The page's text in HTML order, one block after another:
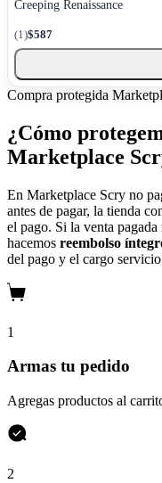
Creeping Renaissance
(1)$587
Compra protegida
¿Cómo
Marketplace
En Marketplace Scry no
antes de pagar, la tienda
el pago. Si la venta
hacemos reembolso
del pago y el cargo
1
Armas tu pedido
Agregas productos al
2